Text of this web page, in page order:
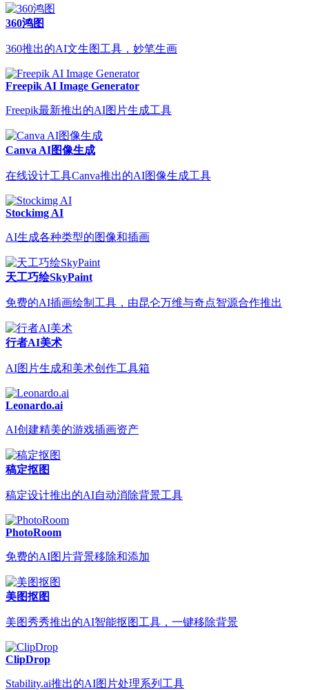
360鸿图
360推出的AI文生图工具，妙笔生画
Freepik AI Image Generator
Freepik最新推出的AI图片生成工具
Canva AI图像生成
在线设计工具Canva推出的AI图像生成工具
Stockimg AI
AI生成各种类型的图像和插画
天工巧绘SkyPaint
免费的AI插画绘制工具，由昆仑万维与奇点智源合作推出
行者AI美术
AI图片生成和美术创作工具箱
Leonardo.ai
AI创建精美的游戏插画资产
稿定抠图
稿定设计推出的AI自动消除背景工具
PhotoRoom
免费的AI图片背景移除和添加
美图抠图
美图秀秀推出的AI智能抠图工具，一键移除背景
ClipDrop
Stability.ai推出的AI图片处理系列工具